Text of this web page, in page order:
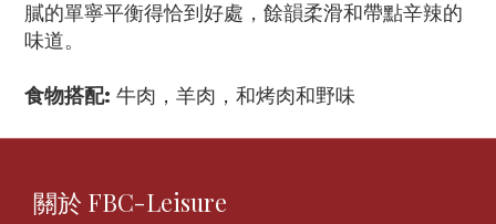
膩的單寧平衡得恰到好處，餘韻柔滑和帶點辛辣的
味道。
食物搭配: 牛肉，羊肉，和烤肉和野味
關於 FBC-Leisure